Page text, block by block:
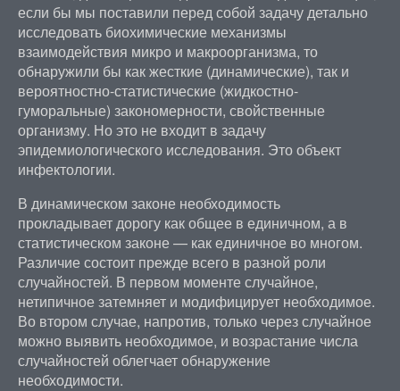
если бы мы поставили перед собой задачу детально
исследовать биохимические механизмы
взаимодействия микро и макроорганизма, то
обнаружили бы как жесткие (динамические), так и
вероятностно-статистические (жидкостно-
гуморальные) закономерности, свойственные
организму. Но это не входит в задачу
эпидемиологического исследования. Это объект
инфектологии.
В динамическом законе необходимость
прокладывает дорогу как общее в единичном, а в
статистическом законе — как единичное во многом.
Различие состоит прежде всего в разной роли
случайностей. В первом моменте случайное,
нетипичное затемняет и модифицирует необходимое.
Во втором случае, напротив, только через случайное
можно выявить необходимое, и возрастание числа
случайностей облегчает обнаружение
необходимости.